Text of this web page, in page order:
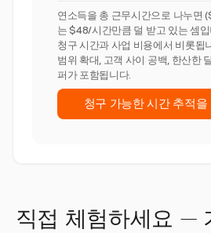
연소득을 총 근무시간으로 나누면
는 $48/시간만큼 덜 받고 있는 셈입
청구 시간과 사업 비용에서 비롯됩
범위 확대, 고객 사이 공백, 한산한
퍼가 포함됩니다.
청구 가능한 시간 추적
직접 체험하세요 —